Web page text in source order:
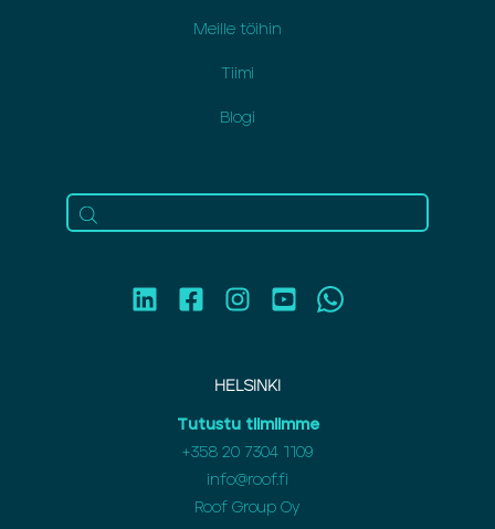
Meille töihin
Tiimi
Blogi
HELSINKI
Tutustu tiimiimme
+358 20 7304 1109
info@roof.fi
Roof Group Oy